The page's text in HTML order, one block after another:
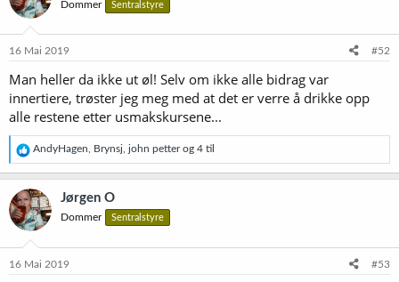
j
o
e
:
Dommer Sentralstyre
16 Mai 2019 #52
Man heller da ikke ut øl! Selv om ikke alle bidrag var
innertiere, trøster jeg meg med at det er verre å drikke opp
alle restene etter usmakskursene...
R
e
a
k
s
j
o
e
AndyHagen Brynsj john petterog 4 til
Jørgen O
Dommer Sentralstyre
16 Mai 2019 #53